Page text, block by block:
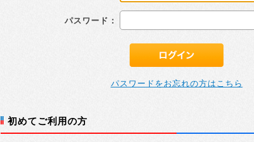
パスワード：
パスワードをお忘れの方はこちら
初めてご利用の方